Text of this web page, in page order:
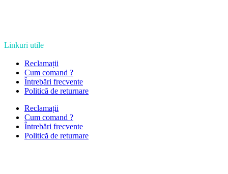
Linkuri utile
Reclamații
Cum comand ?
Întrebări frecvente
Politică de returnare
Reclamații
Cum comand ?
Întrebări frecvente
Politică de returnare